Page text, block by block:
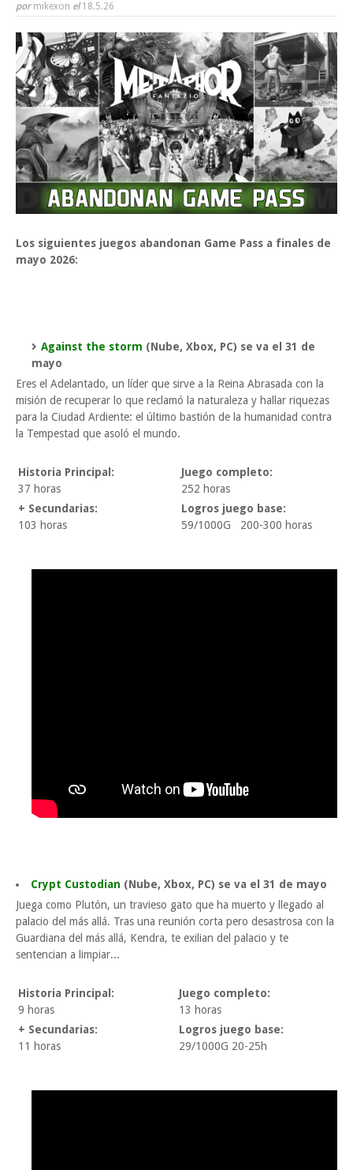
por mikexon el18.5.26
Los siguientes juegos abandonan Game Pass a finales de
mayo 2026:
Against the storm (Nube, Xbox, PC) se va el 31 de
mayo
Eres el Adelantado, un líder que sirve a la Reina Abrasada con la
misión de recuperar lo que reclamó la naturaleza y hallar riquezas
para la Ciudad Ardiente: el último bastión de la humanidad contra
la Tempestad que asoló el mundo.
Historia Principal:
37 horas
Juego completo:
252 horas
+ Secundarias:
103 horas
Logros juego base:
59/1000G 200-300 horas
Crypt Custodian (Nube, Xbox, PC) se va el 31 de mayo
Juega como Plutón, un travieso gato que ha muerto y llegado al
palacio del más allá. Tras una reunión corta pero desastrosa con la
Guardiana del más allá, Kendra, te exilian del palacio y te
sentencian a limpiar...
Historia Principal:
9 horas
Juego completo:
13 horas
+ Secundarias:
11 horas
Logros juego base:
29/1000G 20-25h